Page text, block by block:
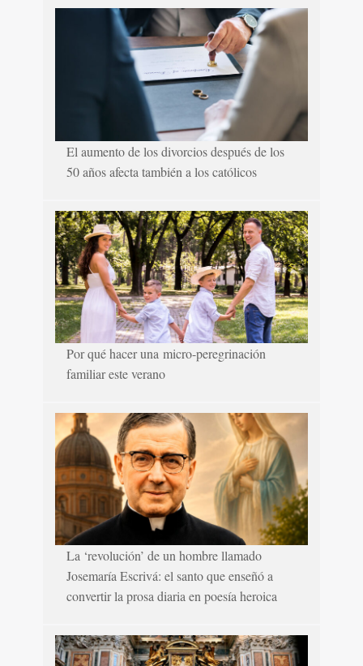
El aumento de los divorcios después de los
50 años afecta también a los católicos
Por qué hacer una micro-peregrinación
familiar este verano
La ‘revolución’ de un hombre llamado
Josemaría Escrivá: el santo que enseñó a
convertir la prosa diaria en poesía heroica